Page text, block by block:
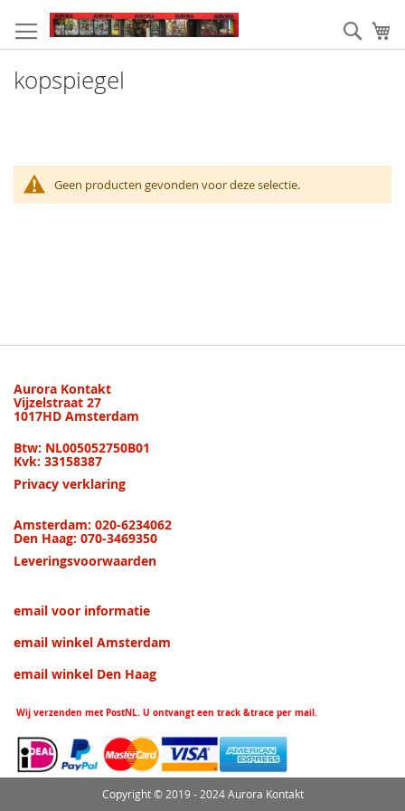
naar
de
Zoek
kopspiegel
Geen producten gevonden voor deze selectie.
Aurora Kontakt
Vijzelstraat 27
1017HD Amsterdam
Btw: NL005052750B01
Kvk: 33158387
Privacy verklaring
Amsterdam: 020-6234062
Den Haag: 070-3469350
Leveringsvoorwaarden
email voor informatie
email winkel Amsterdam
email winkel Den Haag
Wij verzenden met PostNL. U ontvangt een track &trace per mail.
Copyright © 2019 - 2024 Aurora Kontakt